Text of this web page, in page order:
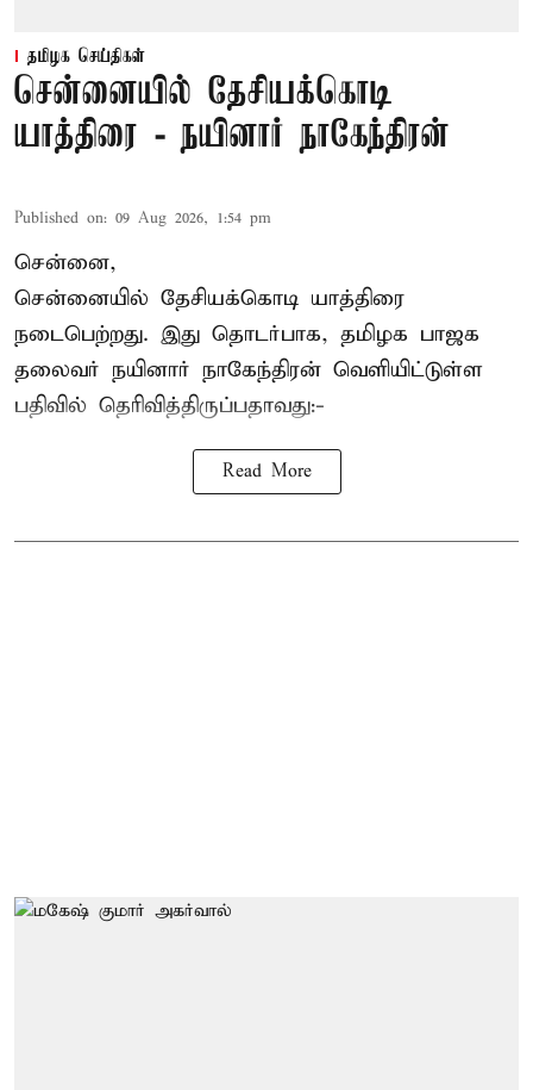
தமிழக செய்திகள்
சென்னையில் தேசியக்கொடி
யாத்திரை - நயினார் நாகேந்திரன்
Published on: 09 Aug 2026, 1:54 pm
சென்னை,
சென்னையில் தேசியக்கொடி யாத்திரை
நடைபெற்றது. இது தொடர்பாக, தமிழக பாஜக
தலைவர் நயினார் நாகேந்திரன் வெளியிட்டுள்ள
பதிவில் தெரிவித்திருப்பதாவது:-
Read More